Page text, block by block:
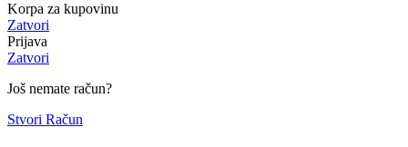
Korpa za kupovinu
Zatvori
Prijava
Zatvori
Još nemate račun?
Stvori Račun